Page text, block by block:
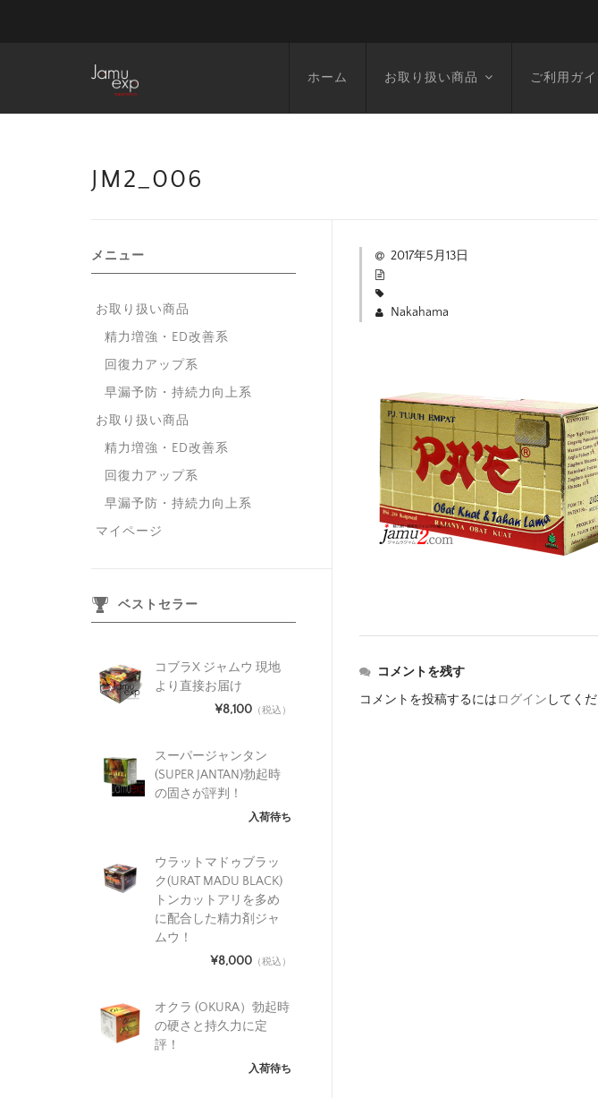
ホーム お取り扱い商品 ご利用ガイ
JM2_006
2017年5月13日
Nakahama
コメントを残す
コメントを投稿するにはログイン してくだ
メニュー
お取り扱い商品
精力増強・ED改善系
回復力アップ系
早漏予防・持続力向上系
お取り扱い商品
精力増強・ED改善系
回復力アップ系
早漏予防・持続力向上系
マイページ
ベストセラー
コブラX ジャムウ 現地
より直接お届け
¥8,100 （税込）
スーパージャンタン
(SUPER JANTAN)勃起時
の固さが評判！
入荷待ち
ウラットマドゥブラッ
ク(URAT MADU BLACK)
トンカットアリを多め
に配合した精力剤ジャ
ムウ！
¥8,000 （税込）
オクラ (OKURA）勃起時
の硬さと持久力に定
評！
入荷待ち